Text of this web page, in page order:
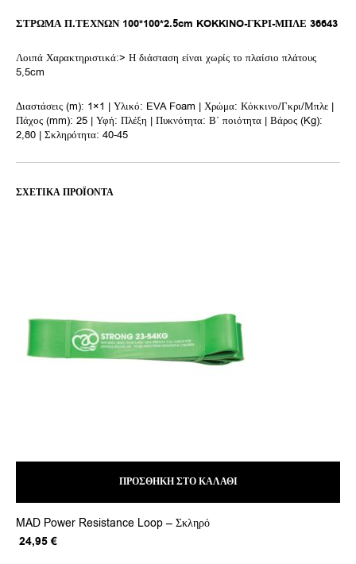
ΣΤΡΩΜΑ Π.ΤΕΧΝΩΝ 100*100*2.5cm KOKKINO-ΓΚΡΙ-ΜΠΛΕ 36643
Λοιπά Χαρακτηριστικά:> Η διάσταση είναι χωρίς το πλαίσιο πλάτους
5,5cm
Διαστάσεις (m): 1×1 | Υλικό: EVA Foam | Χρώμα: Κόκκινο/Γκρι/Μπλε |
Πάχος (mm): 25 | Υφή: Πλέξη | Πυκνότητα: Β΄ ποιότητα | Βάρος (Kg):
2,80 | Σκληρότητα: 40-45
ΣΧΕΤΙΚΆ ΠΡΟΪΌΝΤΑ
ΠΡΟΣΘΉΚΗ ΣΤΟ ΚΑΛΆΘΙ
MAD Power Resistance Loop – Σκληρό
Original
24,95 €Η